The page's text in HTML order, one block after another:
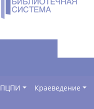
ПЦПИ Краеведение